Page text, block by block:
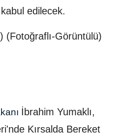
edilecek.
(Fotoğraflı-Görüntülü)
İbrahim Yumaklı,
Kırsalda Bereket